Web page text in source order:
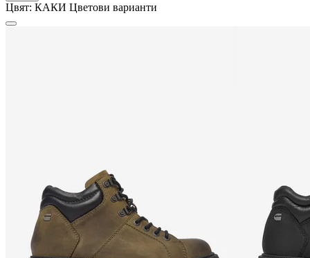
Цвят: КАКИ Цветови варианти